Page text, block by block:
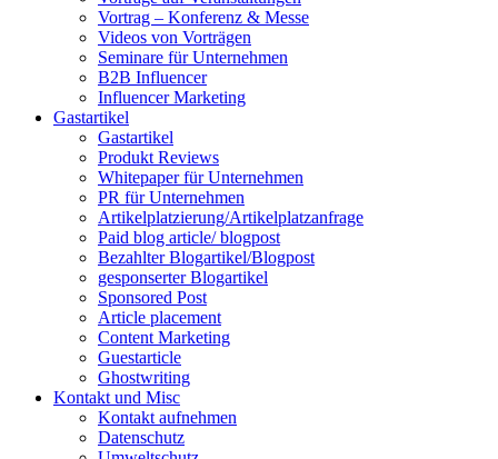
Vortrag – Konferenz & Messe
Videos von Vorträgen
Seminare für Unternehmen
B2B Influencer
Influencer Marketing
Gastartikel
Gastartikel
Produkt Reviews
Whitepaper für Unternehmen
PR für Unternehmen
Artikelplatzierung/Artikelplatzanfrage
Paid blog article/ blogpost
Bezahlter Blogartikel/Blogpost
gesponserter Blogartikel
Sponsored Post
Article placement
Content Marketing
Guestarticle
Ghostwriting
Kontakt und Misc
Kontakt aufnehmen
Datenschutz